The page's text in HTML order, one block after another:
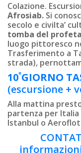
Colazione.
Afrosiab. Si
secolo e civilta’
tomba del
luogo pittoresco
Trasferimento a
strada),
10ºGIORNO
(escursione +
Alla mattina
partenza per Italia
Istanbul o Aeroflot